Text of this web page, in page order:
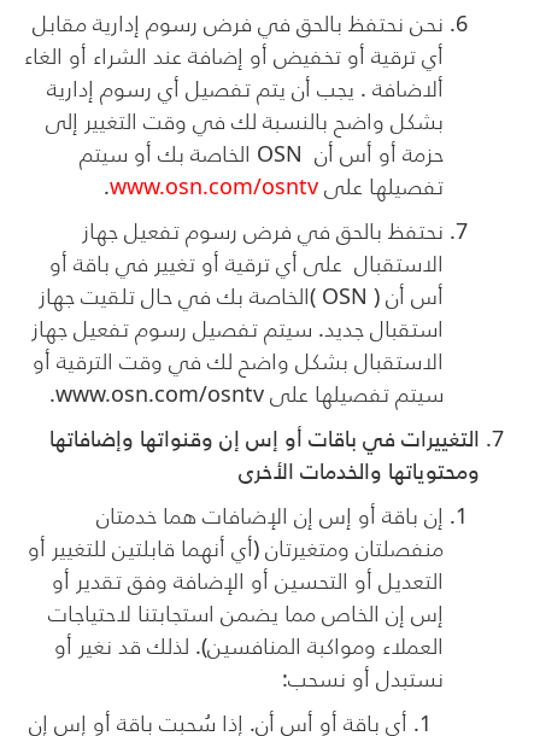
نحن نحتفظ بالحق في فرض رسوم إدارية مقابل
أي ترقية أو تخفيض أو إضافة عند الشراء أو الغاء
ألاضافة . يجب أن يتم تفصيل أي رسوم إدارية
بشكل واضح بالنسبة لك في وقت التغيير إلى
حزمة أو أس أن OSN الخاصة بك أو سيتم
تفصيلها علىwww.osn.com/osntv
.
نحتفظ بالحق في فرض رسوم تفعيل جهاز
الاستقبال على أي ترقية أو تغيير في باقة أو
أس أن ( OSN)الخاصة بك في حال تلقيت جهاز
استقبال جديد. سيتم تفصيل رسوم تفعيل جهاز
الاستقبال بشكل واضح لك في وقت الترقية أو
سيتم تفصيلها علىwww.osn.com/osntv
.
التغييرات في باقات أو إس إن وقنواتها وإضافاتها
ومحتوياتها والخدمات الأخرى
إن باقة أو إس إن الإضافات هما خدمتان
منفصلتان ومتغيرتان (أي أنهما قابلتين للتغيير أو
التعديل أو التحسين أو الإضافة وفق تقدير أو
إس إن الخاص مما يضمن استجابتنا لاحتياجات
العملاء ومواكبة المنافسين). لذلك قد نغير أو
نستبدل أو نسحب:
أي باقة أو أس أن. إذا سُحبت باقة أو إس إن